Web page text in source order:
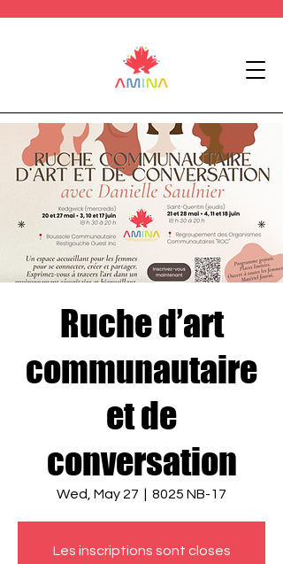
Ruche d’art
communautaire
et de
conversation
Wed, May 27 8025 NB-17
Les inscriptions sont closes